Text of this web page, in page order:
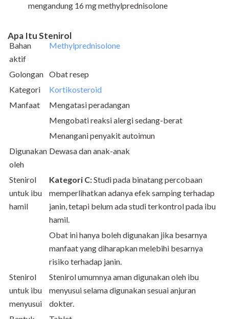
mengandung 16 mg methylprednisolone
Apa Itu Stenirol
Bahan
aktif
Methylprednisolone
Golongan Obat resep
Kategori
Kortikosteroid
Manfaat
Mengatasi peradangan
Mengobati reaksi alergi sedang-berat
Menangani penyakit autoimun
Digunakan
oleh
Dewasa dan anak-anak
Stenirol
untuk ibu
hamil
Kategori C:Studi pada binatang percobaan
memperlihatkan adanya efek samping terhadap
janin, tetapi belum ada studi terkontrol pada ibu
hamil.
Obat ini hanya boleh digunakan jika besarnya
manfaat yang diharapkan melebihi besarnya
risiko terhadap janin.
Stenirol
untuk ibu
menyusui
Stenirol umumnya aman digunakan oleh ibu
menyusui selama digunakan sesuai anjuran
dokter.